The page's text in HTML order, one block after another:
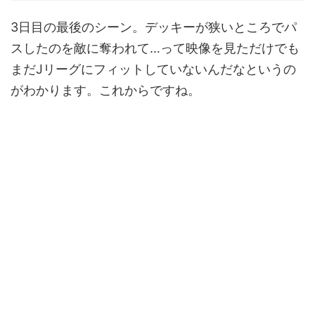
3日目の最後のシーン。デッキーが狭いところでパ
スしたのを敵に奪われて…って映像を見ただけでも
まだJリーグにフィットしていないんだなというの
がわかります。これからですね。